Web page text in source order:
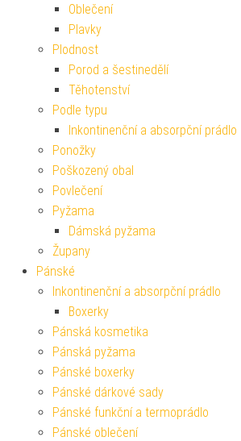
Oblečení
Plavky
Plodnost
Porod a šestinedělí
Těhotenství
Podle typu
Inkontinenční a absorpční prádlo
Ponožky
Poškozený obal
Povlečení
Pyžama
Dámská pyžama
Župany
Pánské
Inkontinenční a absorpční prádlo
Boxerky
Pánská kosmetika
Pánská pyžama
Pánské boxerky
Pánské dárkové sady
Pánské funkční a termoprádlo
Pánské oblečení